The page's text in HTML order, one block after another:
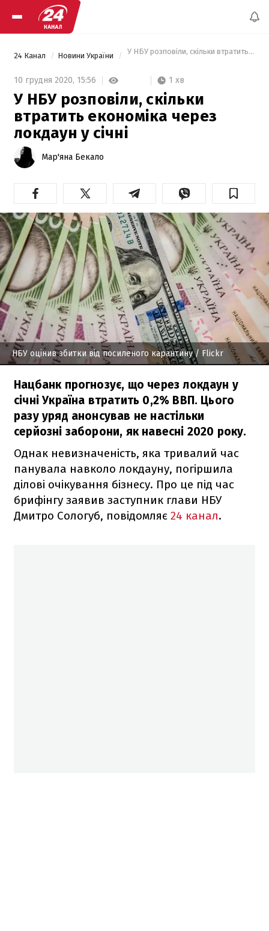
24 Канал Новини України У НБУ розповіли, скільки втратить
10 грудня 2020, 15:56 1 хв
У НБУ розповіли, скільки
втратить економіка через
локдаун у січні
Мар'яна Бекало
НБУ оцінив збитки від посиленого карантину/ Flickr
Нацбанк прогнозує, що через локдаун у
січні Україна втратить 0,2% ВВП. Цього
разу уряд анонсував не настільки
серйозні заборони, як навесні 2020 року.
Однак невизначеність, яка тривалий час
панувала навколо локдауну, погіршила
ділові очікування бізнесу. Про це під час
брифінгу заявив заступник глави НБУ
Дмитро Сологуб, повідомляє 24 канал.